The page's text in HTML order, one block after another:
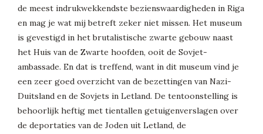
de meest indrukwekkendste bezienswaardigheden in Riga
en mag je wat mij betreft zeker niet missen. Het museum
is gevestigd in het brutalistische zwarte gebouw naast
het Huis van de Zwarte hoofden, ooit de Sovjet-
ambassade. En dat is treffend, want in dit museum vind je
een zeer goed overzicht van de bezettingen van Nazi-
Duitsland en de Sovjets in Letland. De tentoonstelling is
behoorlijk heftig met tientallen getuigenverslagen over
de deportaties van de Joden uit Letland, de